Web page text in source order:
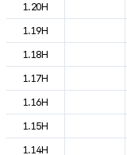
1.20H
1.19H
1.18H
1.17H
1.16H
1.15H
1.14H